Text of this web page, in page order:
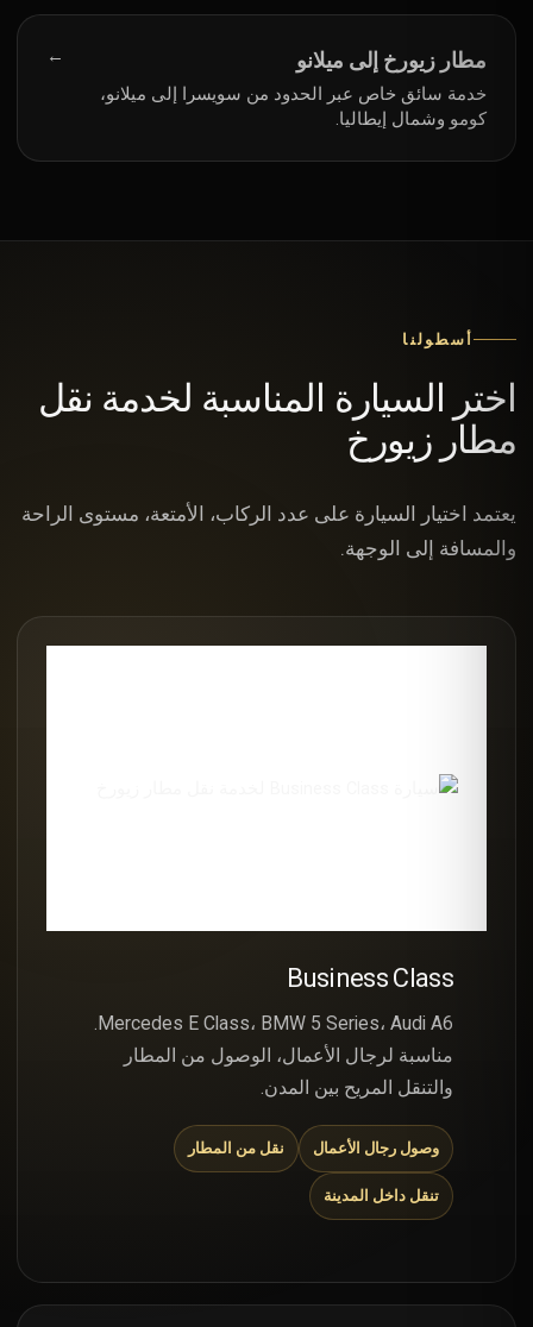
مطار زيورخ إلى ميلانو
خدمة سائق خاص عبر الحدود من سويسرا إلى ميلانو،
كومو وشمال إيطاليا.
→
أسطولنا
اختر السيارة المناسبة لخدمة نقل
مطار زيورخ
يعتمد اختيار السيارة على عدد الركاب، الأمتعة، مستوى الراحة
والمسافة إلى الوجهة.
Business Class
Mercedes E Class، BMW 5 Series، Audi A6.
مناسبة لرجال الأعمال، الوصول من المطار
والتنقل المريح بين المدن.
وصول رجال الأعمال نقل من المطار
تنقل داخل المدينة